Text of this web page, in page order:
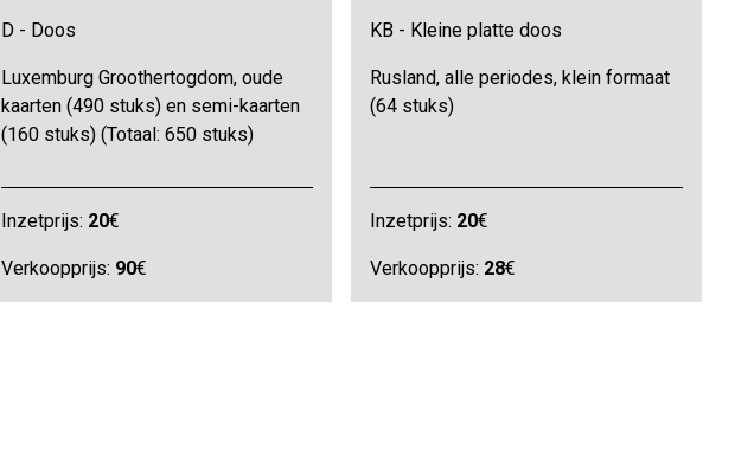
D - Doos
Luxemburg Groothertogdom, oude
kaarten (490 stuks) en semi-kaarten
(160 stuks) (Totaal: 650 stuks)
Inzetprijs: 20€
Verkoopprijs: 90€
KB - Kleine platte doos
Rusland, alle periodes, klein formaat
(64 stuks)
Inzetprijs: 20€
Verkoopprijs: 28€